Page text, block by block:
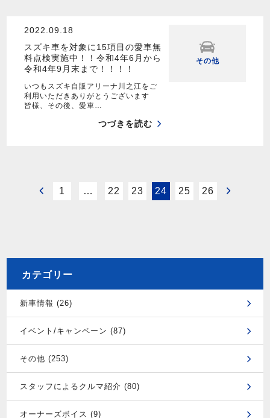
2022.09.18
スズキ車を対象に15項目の愛車無
料点検実施中！！令和4年6月から
令和4年9月末まで！！！！
いつもスズキ自販アリーナ川之江をご
利用いただきありがとうございます
皆様、その後、愛車…
つづきを読む
その他
1 … 22 23 24 25 26
カテゴリー
新車情報 (26)
イベント/キャンペーン (87)
その他 (253)
スタッフによるクルマ紹介 (80)
オーナーズボイス (9)